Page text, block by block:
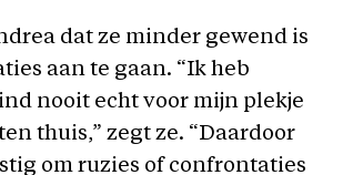
dat ze minder gewend is
aan te gaan. “Ik heb
nooit echt voor mijn plekje
thuis,” zegt ze. “Daardoor
om ruzies of confrontaties